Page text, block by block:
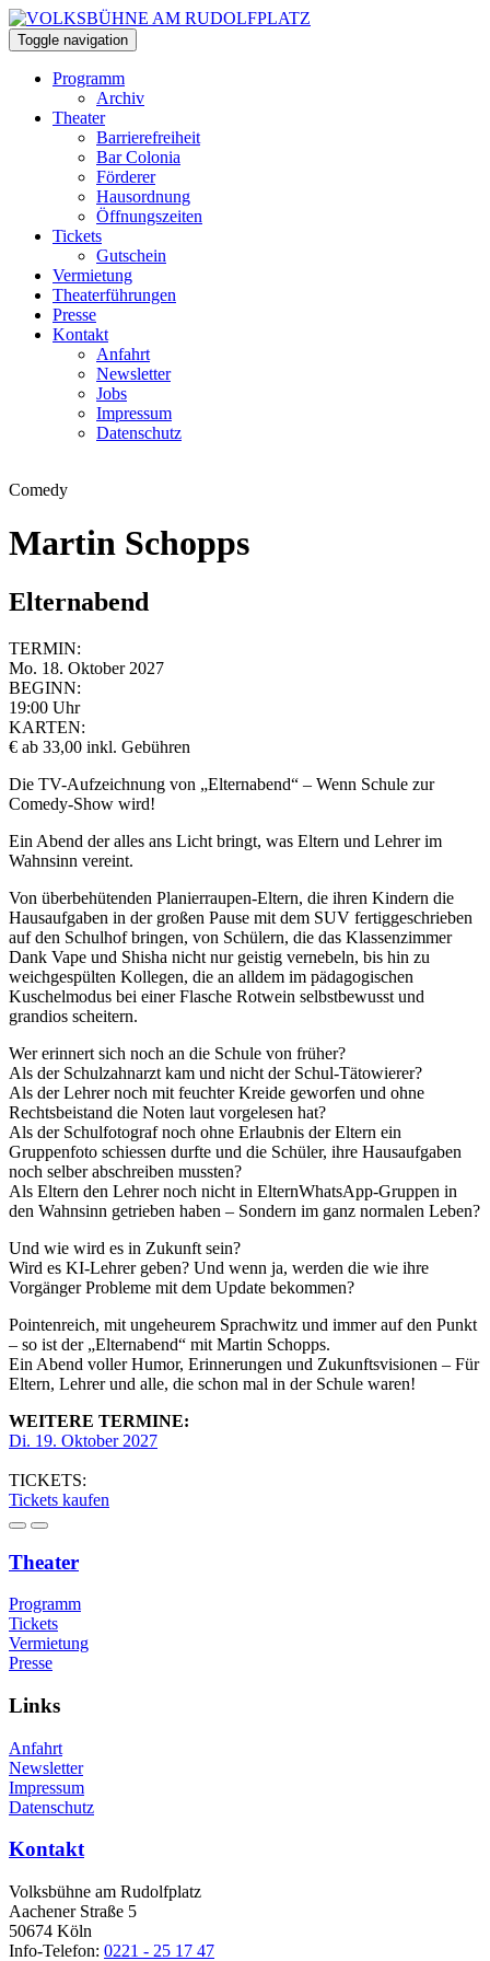
Toggle navigation
Programm
Archiv
Theater
Barrierefreiheit
Bar Colonia
Förderer
Hausordnung
Öffnungszeiten
Tickets
Gutschein
Vermietung
Theaterführungen
Presse
Kontakt
Anfahrt
Newsletter
Jobs
Impressum
Datenschutz
Comedy
Martin Schopps
Elternabend
TERMIN:
Mo. 18. Oktober 2027
BEGINN:
19:00 Uhr
KARTEN:
€ ab 33,00 inkl. Gebühren
Die TV-Aufzeichnung von „Elternabend“ – Wenn Schule zur
Comedy-Show wird!
Ein Abend der alles ans Licht bringt, was Eltern und Lehrer im
Wahnsinn vereint.
Von überbehütenden Planierraupen-Eltern, die ihren Kindern die
Hausaufgaben in der großen Pause mit dem SUV fertiggeschrieben
auf den Schulhof bringen, von Schülern, die das Klassenzimmer
Dank Vape und Shisha nicht nur geistig vernebeln, bis hin zu
weichgespülten Kollegen, die an alldem im pädagogischen
Kuschelmodus bei einer Flasche Rotwein selbstbewusst und
grandios scheitern.
Wer erinnert sich noch an die Schule von früher?
Als der Schulzahnarzt kam und nicht der Schul-Tätowierer?
Als der Lehrer noch mit feuchter Kreide geworfen und ohne
Rechtsbeistand die Noten laut vorgelesen hat?
Als der Schulfotograf noch ohne Erlaubnis der Eltern ein
Gruppenfoto schiessen durfte und die Schüler, ihre Hausaufgaben
noch selber abschreiben mussten?
Als Eltern den Lehrer noch nicht in ElternWhatsApp-Gruppen in
den Wahnsinn getrieben haben – Sondern im ganz normalen Leben?
Und wie wird es in Zukunft sein?
Wird es KI-Lehrer geben? Und wenn ja, werden die wie ihre
Vorgänger Probleme mit dem Update bekommen?
Pointenreich, mit ungeheurem Sprachwitz und immer auf den Punkt
– so ist der „Elternabend“ mit Martin Schopps.
Ein Abend voller Humor, Erinnerungen und Zukunftsvisionen – Für
Eltern, Lehrer und alle, die schon mal in der Schule waren!
WEITERE TERMINE:
Di. 19. Oktober 2027
TICKETS:
Tickets kaufen
Theater
Programm
Tickets
Vermietung
Presse
Links
Anfahrt
Newsletter
Impressum
Datenschutz
Kontakt
Volksbühne am Rudolfplatz
Aachener Straße 5
50674 Köln
Info-Telefon: 0221 - 25 17 47